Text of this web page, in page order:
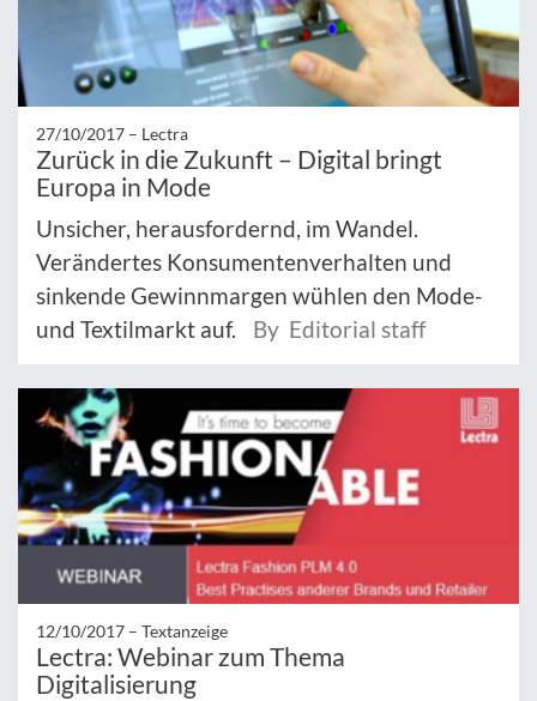
27/10/2017 – Lectra
Zurück in die Zukunft – Digital bringt
Europa in Mode
Unsicher, herausfordernd, im Wandel.
Verändertes Konsumentenverhalten und
sinkende Gewinnmargen wühlen den Mode-
und Textilmarkt auf.
By Editorial staff
12/10/2017 – Textanzeige
Lectra: Webinar zum Thema
Digitalisierung